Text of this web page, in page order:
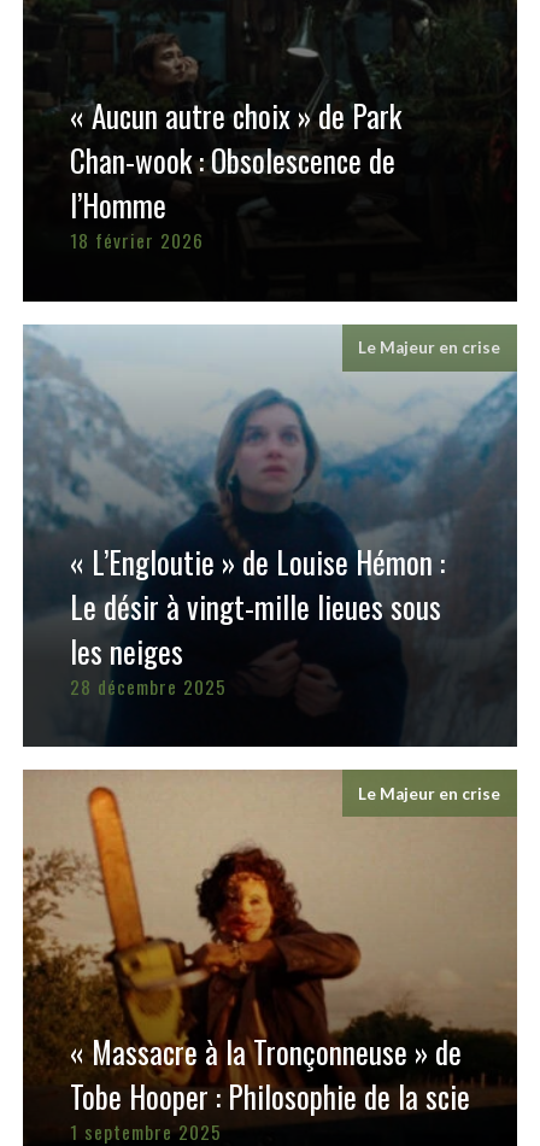
« Aucun autre choix » de Park
Chan-wook : Obsolescence de
l’Homme
18 février 2026
Le Majeur en crise
« L’Engloutie » de Louise Hémon :
Le désir à vingt-mille lieues sous
les neiges
28 décembre 2025
Le Majeur en crise
« Massacre à la Tronçonneuse » de
Tobe Hooper : Philosophie de la scie
1 septembre 2025